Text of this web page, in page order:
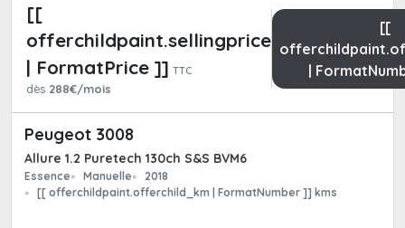
[[
offerchildpaint.sellingpricepart_ttc
| FormatPrice ]] TTC
dès 288€/mois
[[
|
Peugeot 3008
Allure 1.2 Puretech 130ch S&S BVM6
Essence Manuelle
2018
[[ offerchildpaint.offerchild_km | FormatNumber ]] kms